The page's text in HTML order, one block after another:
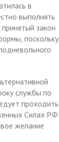
в
выполнять
закон
поскольку
службы по
проходить
Силах РФ
желание